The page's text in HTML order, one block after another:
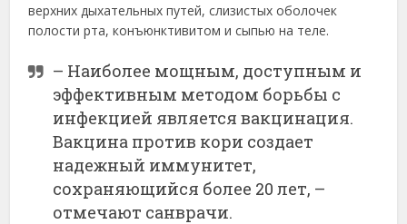
верхних дыхательных путей, слизистых оболочек
полости рта, конъюнктивитом и сыпью на теле.
– Наиболее мощным, доступным и
эффективным методом борьбы с
инфекцией является вакцинация.
Вакцина против кори создает
надежный иммунитет,
сохраняющийся более 20 лет, –
отмечают санврачи.